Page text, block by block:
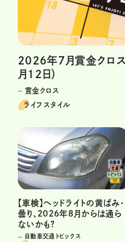
2026年7月賞金クロス
月12日）
賞金クロス
ライフスタイル
【車検】ヘッドライトの黄ばみ・
曇り、2026年8月からは通ら
ないかも?
自動車交通トピックス